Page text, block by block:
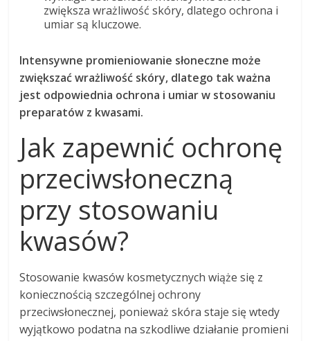
zwiększa wrażliwość skóry, dlatego ochrona i
umiar są kluczowe.
Intensywne promieniowanie słoneczne może
zwiększać wrażliwość skóry, dlatego tak ważna
jest odpowiednia ochrona i umiar w stosowaniu
preparatów z kwasami.
Jak zapewnić ochronę
przeciwsłoneczną
przy stosowaniu
kwasów?
Stosowanie kwasów kosmetycznych wiąże się z
koniecznością szczególnej ochrony
przeciwsłonecznej, ponieważ skóra staje się wtedy
wyjątkowo podatna na szkodliwe działanie promieni